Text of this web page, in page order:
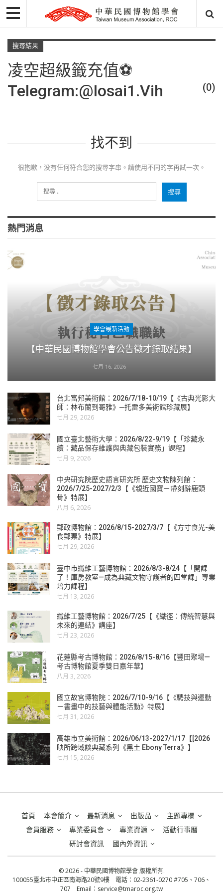
搜尋結果
凌空超級籤充值⚽️
Telegram:@iosai1.vih
(0)
找不到
很抱歉，没有任何符合您的搜尋字串。請使用不同的字再試一次。
熱門消息
學會最新活動
【中華民國博物館學會公告徵才錄取結果】
七月 16, 2026
台北富邦美術館：2026/7/18-10/19【《古典光影大
師：林布蘭到哥雅》─托雷多美術館珍藏展】
七月 29, 2026
國立臺北藝術大學：2026/8/22-9/19【「珍藏永
續：藏品保存維護與典藏包裝實務」課程】
七月 9, 2026
中央研究院歷史語言研究所 歷史文物陳列館：
2026/7/25-2027/2/3【《親近國寶－帶刻辭鹿頭
骨》特展】
八月 6, 2026
郵政博物館：2026/8/15-2027/3/7【《方寸食光-美
食郵票》特展】
七月 29, 2026
臺中市纖維工藝博物館：2026/8/3-8/24【「開課
了！庫房教室—成為典藏文物守護者的四堂課」專業
培力課程】
七月 13, 2026
纖維工藝博物館：2026/7/25【《織徑：傳統智慧與
未來的連結》講座】
七月 23, 2026
花蓮縣考古博物館：2026/8/15-8/16【豐田聚場—
考古博物館夏季雙日嘉年華】
八月 3, 2026
國立故宮博物院：2026/7/10-9/16【《騁技與運動
－書畫中的技藝與體能活動》特展】
七月 31, 2026
高雄市立美術館：2026/06/13-2027/1/17【[2026
映所跨域談典藏系列《黑土 Ebony Terra》】
七月 15, 2026
首頁 本會簡介 最新消息 出版品
主題專欄
會員服務
專業委員會 專業資源
活動行事曆
研討會資訊
國內外資訊
© 2026 - 中華民國博物館學會 版權所有.
100055臺北市中正區南海路20號9樓 電話：02-2361-0270 #705、706、
707 Email： service@tmaroc.org.tw